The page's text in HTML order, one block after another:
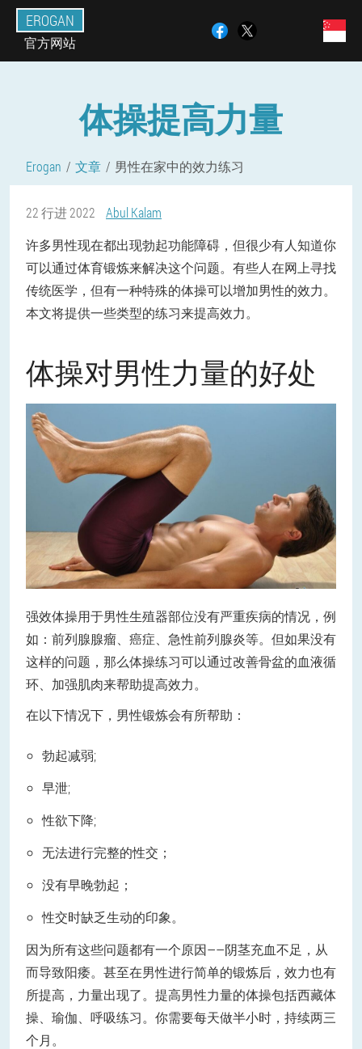
EROGAN
官方网站
体操提高力量
Erogan 文章 男性在家中的效力练习
22 行进 2022
Abul Kalam
许多男性现在都出现勃起功能障碍，但很少有人知道你
可以通过体育锻炼来解决这个问题。有些人在网上寻找
传统医学，但有一种特殊的体操可以增加男性的效力。
本文将提供一些类型的练习来提高效力。
体操对男性力量的好处
强效体操用于男性生殖器部位没有严重疾病的情况，例
如：前列腺腺瘤、癌症、急性前列腺炎等。但如果没有
这样的问题，那么体操练习可以通过改善骨盆的血液循
环、加强肌肉来帮助提高效力。
在以下情况下，男性锻炼会有所帮助：
勃起减弱;
早泄;
性欲下降;
无法进行完整的性交；
没有早晚勃起；
性交时缺乏生动的印象。
因为所有这些问题都有一个原因——阴茎充血不足，从
而导致阳痿。甚至在男性进行简单的锻炼后，效力也有
所提高，力量出现了。提高男性力量的体操包括西藏体
操、瑜伽、呼吸练习。你需要每天做半小时，持续两三
个月。